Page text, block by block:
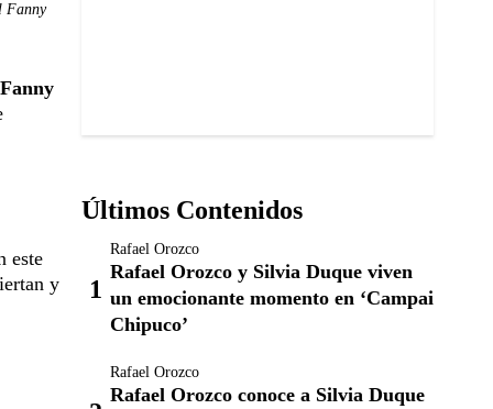
Fanny
este
y
Últimos Contenidos
Rafael Orozco
Rafael Orozco y Silvia Duque viven
un emocionante momento en ‘Campai
Chipuco’
Rafael Orozco
Rafael Orozco conoce a Silvia Duque